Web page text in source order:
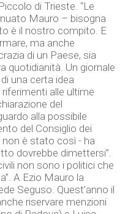
di Trieste. “Le
Mauro – bisogna
è il nostro compito. E
ma anche
di un Paese, sia
quotidianità. Un giornale
una certa idea
riferimenti alle ultime
del
alla possibile
del Consiglio dei
non è stato così - ha
dovrebbe dimettersi”.
non sono i politici che
A Ezio Mauro la
Seguso. Quest’anno il
riservare menzioni